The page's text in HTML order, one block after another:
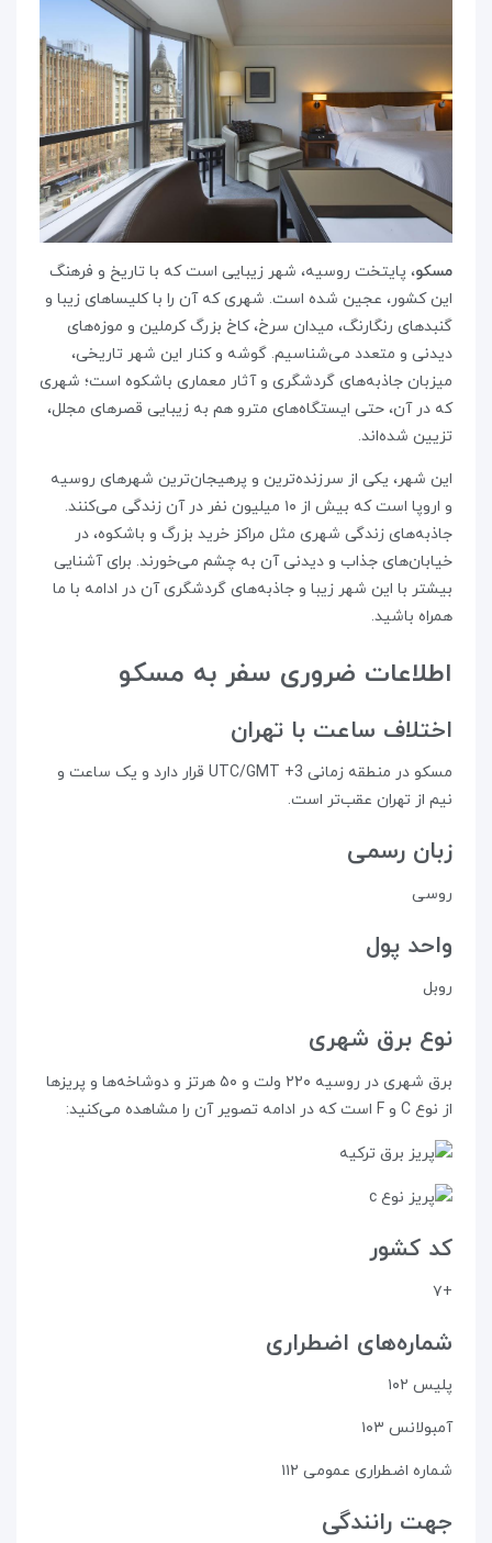
مسکو، پایتخت روسیه، شهر زیبایی است که با تاریخ و فرهنگ
این کشور، عجین شده است. شهری که آن را با کلیساهای زیبا و
گنبدهای رنگارنگ، میدان سرخ، کاخ بزرگ کرملین و موزه‌های
دیدنی و متعدد می‌شناسیم. گوشه و کنار این شهر تاریخی،
میزبان جاذبه‌های گردشگری و آثار معماری باشکوه است؛ شهری
که در آن، حتی ایستگاه‌های مترو هم به زیبایی قصرهای مجلل،
تزیین شده‌اند.
این شهر، یکی از سرزنده‌ترین و پرهیجان‌ترین شهرهای روسیه
و اروپا است که بیش از ۱۰ میلیون نفر در آن زندگی می‌کنند.
جاذبه‌های زندگی شهری مثل مراکز خرید بزرگ و باشکوه، در
خیابان‌های جذاب و دیدنی آن به چشم می‌خورند. برای آشنایی
بیشتر با این شهر زیبا و جاذبه‌های گردشگری آن در ادامه با ما
همراه باشید.
اطلاعات ضروری سفر به مسکو
اختلاف ساعت با تهران
مسکو در منطقه‌ زمانی UTC/GMT +3 قرار دارد و یک ساعت و
نیم از تهران عقب‌تر است.
زبان رسمی
روسی
واحد پول
روبل
نوع برق شهری
برق شهری در روسیه ۲۲۰ ولت و ۵۰ هرتز و دوشاخه‌ها و پریزها
از نوع C و F است که در ادامه تصویر آن را مشاهده می‌کنید:
کد کشور
+۷
شماره‌های اضطراری
پلیس ۱۰۲
آمبولانس ۱۰۳
شماره اضطراری عمومی ۱۱۲
جهت رانندگی